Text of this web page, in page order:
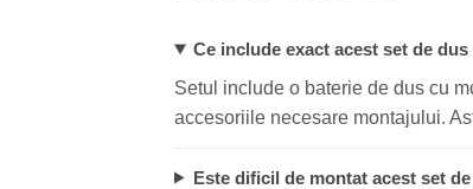
Ce include exact acest set de dus
Setul include o baterie de dus cu
accesoriile necesare montajului.
Este dificil de montat acest set